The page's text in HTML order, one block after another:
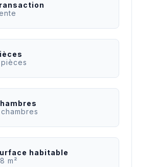
habitable
m²